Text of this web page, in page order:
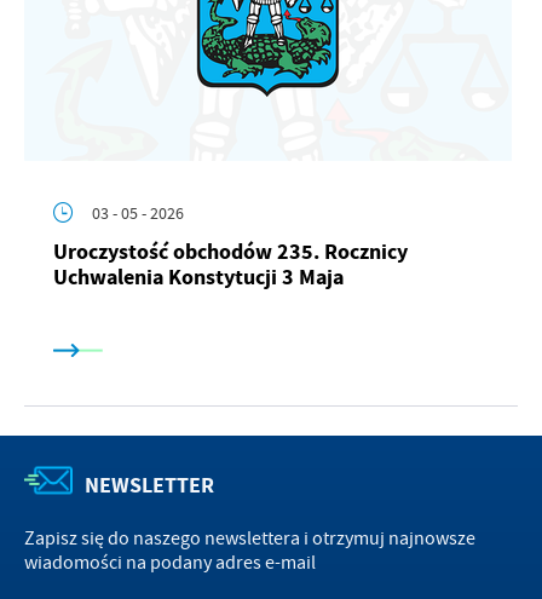
03 - 05 - 2026
Uroczystość obchodów 235. Rocznicy
Uchwalenia Konstytucji 3 Maja
NEWSLETTER
Zapisz się do naszego newslettera i otrzymuj najnowsze
wiadomości na podany adres e-mail